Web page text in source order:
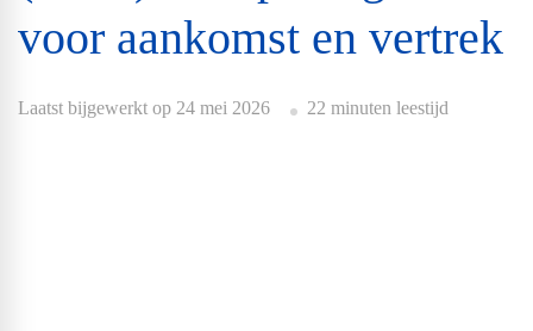
voor aankomst en vertrek
Laatst bijgewerkt op 24 mei 2026 22 minuten leestijd